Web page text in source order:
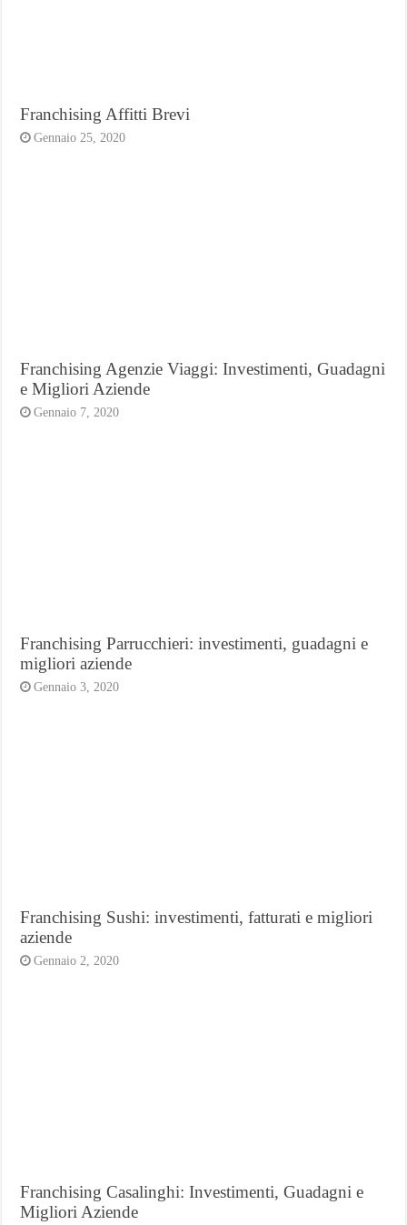
Franchising Affitti Brevi
Gennaio 25, 2020
Franchising Agenzie Viaggi: Investimenti, Guadagni
e Migliori Aziende
Gennaio 7, 2020
Franchising Parrucchieri: investimenti, guadagni e
migliori aziende
Gennaio 3, 2020
Franchising Sushi: investimenti, fatturati e migliori
aziende
Gennaio 2, 2020
Franchising Casalinghi: Investimenti, Guadagni e
Migliori Aziende